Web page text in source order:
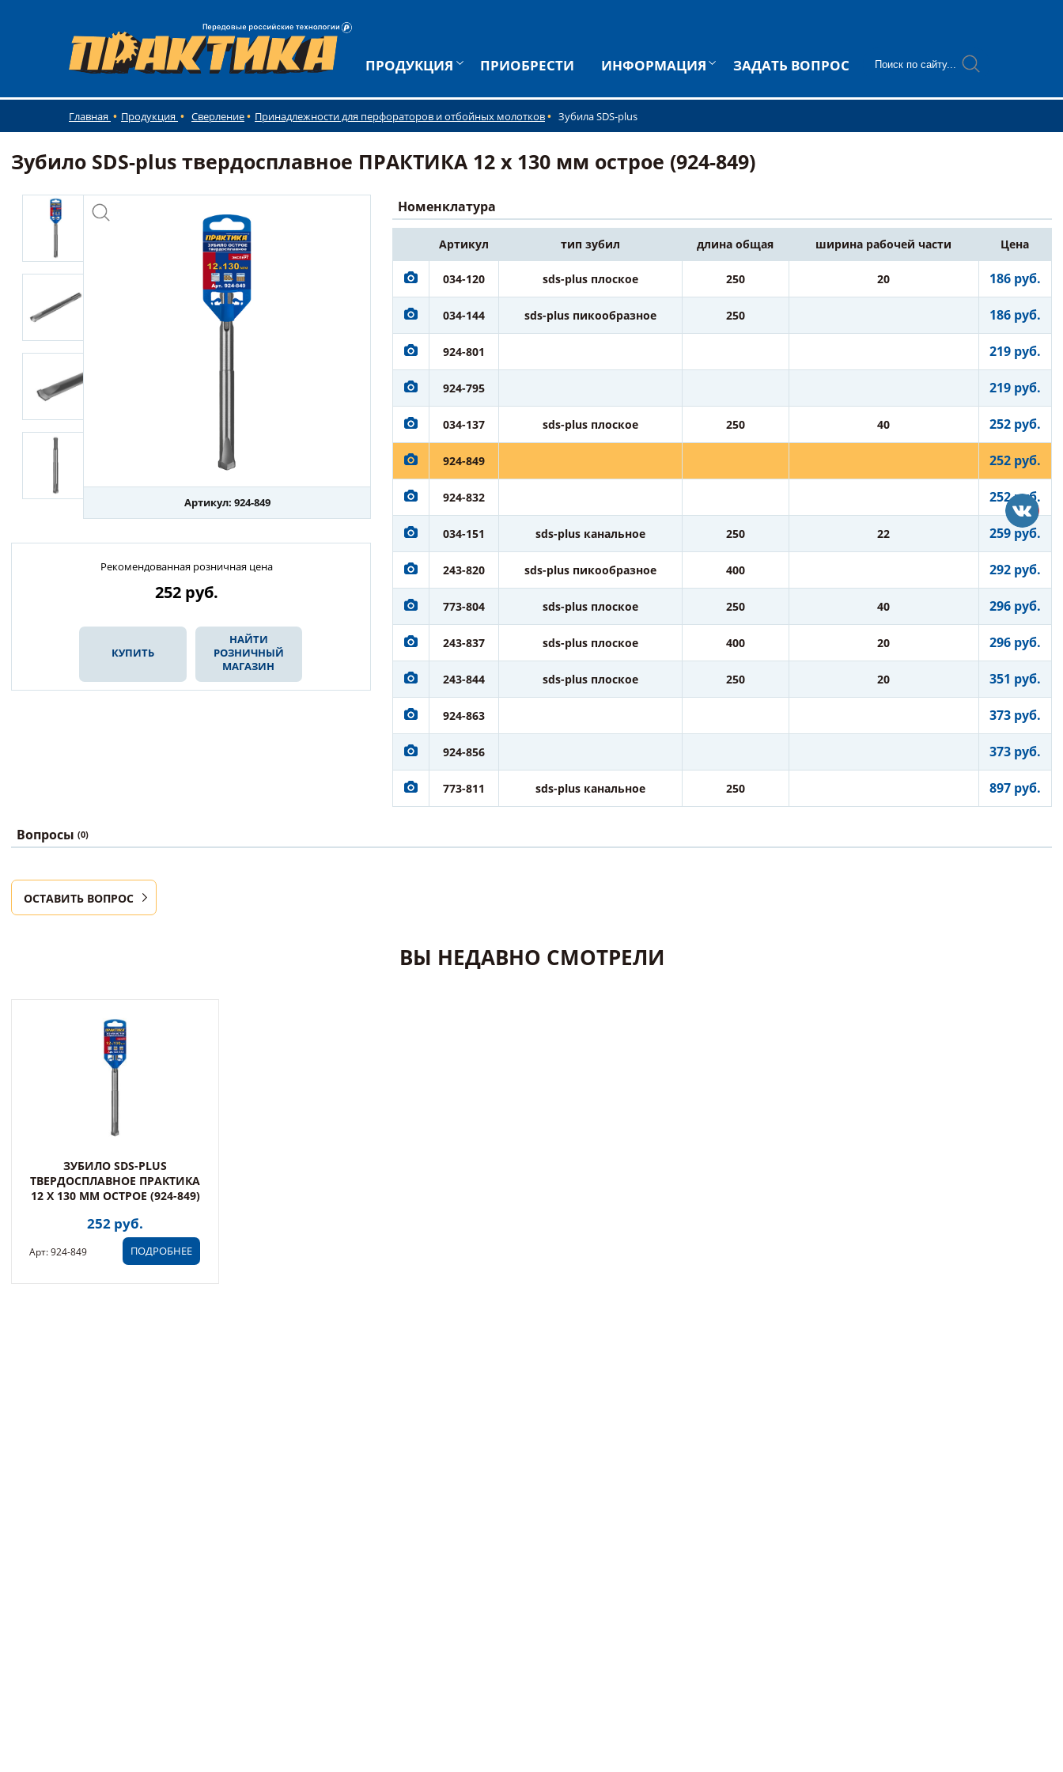
ПРОДУКЦИЯ ПРИОБРЕСТИ ИНФОРМАЦИЯ ЗАДАТЬ ВОПРОС
Главная Продукция Сверление Принадлежности для перфораторов и отбойных молотков Зубила SDS-plus
Зубило SDS-plus твердосплавное ПРАКТИКА 12 х 130 мм острое (924-849)
Артикул: 924-849
Рекомендованная розничная цена
252 руб.
КУПИТЬ
НАЙТИ
РОЗНИЧНЫЙ
МАГАЗИН
Номенклатура
Артикул тип зубил длина общая ширина рабочей части Цена
034-120 sds-plus плоское 250 20 186 руб.
034-144 sds-plus пикообразное 250 186 руб.
924-801 219 руб.
924-795 219 руб.
034-137 sds-plus плоское 250 40 252 руб.
924-849 252 руб.
924-832 252 руб.
034-151 sds-plus канальное 250 22 259 руб.
243-820 sds-plus пикообразное 400 292 руб.
773-804 sds-plus плоское 250 40 296 руб.
243-837 sds-plus плоское 400 20 296 руб.
243-844 sds-plus плоское 250 20 351 руб.
924-863 373 руб.
924-856 373 руб.
773-811 sds-plus канальное 250 897 руб.
Вопросы (0)
ОСТАВИТЬ ВОПРОС
ВЫ НЕДАВНО СМОТРЕЛИ
ЗУБИЛО SDS-PLUS
ТВЕРДОСПЛАВНОЕ ПРАКТИКА
12 Х 130 ММ ОСТРОЕ (924-849)
252 руб.
ПОДРОБНЕЕ
Арт: 924-849